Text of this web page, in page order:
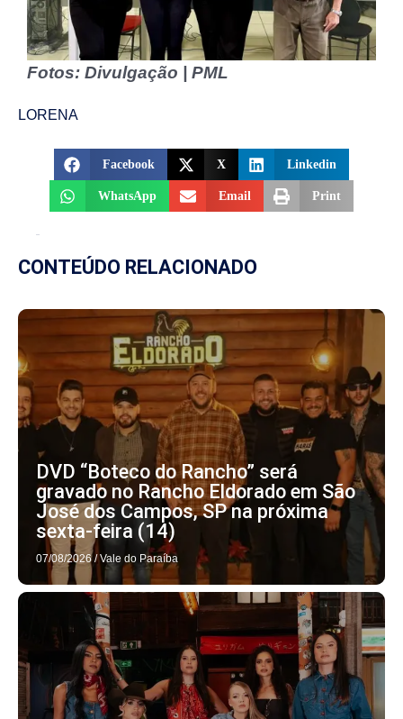
Fotos: Divulgação | PML
LORENA
Facebook X Linkedin
WhatsApp Email Print
CONTEÚDO RELACIONADO
DVD “Boteco do Rancho” será
gravado no Rancho Eldorado em São
José dos Campos, SP na próxima
sexta-feira (14)
07/08/2026 / Vale do Paraíba